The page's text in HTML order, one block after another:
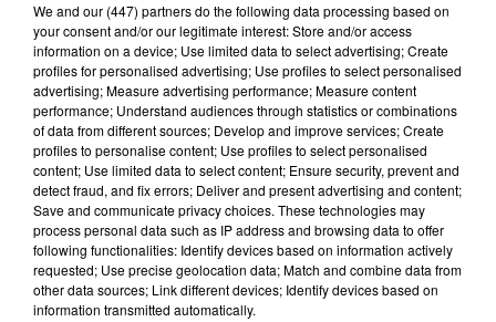
Lecture (4 min 42 sec)
100%
On se fait du bien SUR 100% radio avec Cécile
We and our (447) partnersdo the following data processing based on
your consent and/or our legitimate interest: Store and/or access
information on a device; Use limited data to select advertising; Create
profiles for personalised advertising; Use profiles to select personalised
advertising; Measure advertising performance; Measure content
performance; Understand audiences through statistics or combinations
of data from different sources; Develop and improve services; Create
profiles to personalise content; Use profiles to select personalised
content; Use limited data to select content; Ensure security, prevent and
detect fraud, and fix errors; Deliver and present advertising and content;
Save and communicate privacy choices. These technologies may
process personal data such as IP address and browsing data to offer
following functionalities: Identify devices based on information actively
requested; Use precise geolocation data; Match and combine data from
other data sources; Link different devices; Identify devices based on
information transmitted automatically.